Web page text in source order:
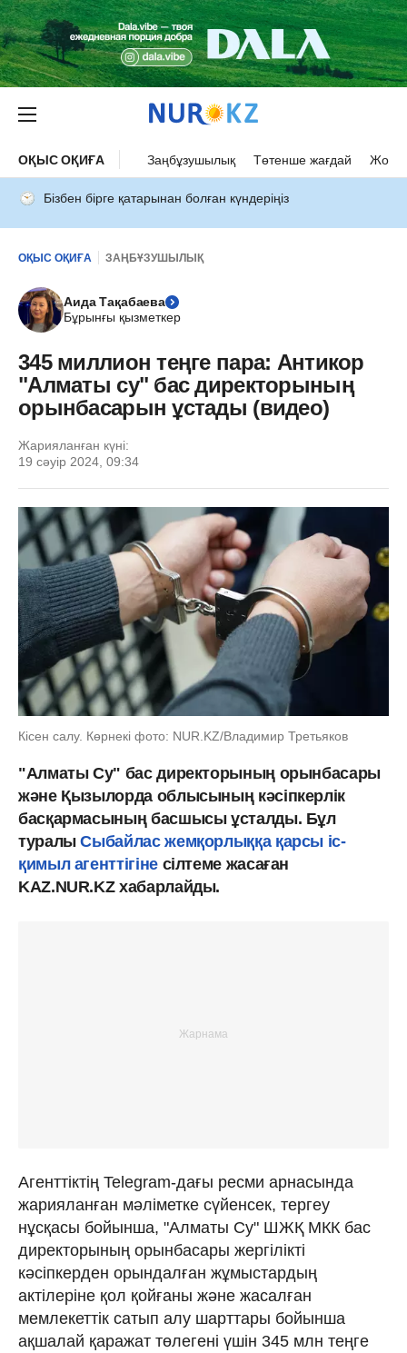
ОҚЫС ОҚИҒА Заңбұзушылық Төтенше жағдай Жол
Бізбен бірге қатарынан болған күндеріңіз
ОҚЫС ОҚИҒА ЗАҢБҰЗУШЫЛЫҚ
Аида Тақабаева
Бұрынғы қызметкер
345 миллион теңге пара: Антикор
"Алматы су" бас директорының
орынбасарын ұстады (видео)
Жарияланған күні:
19 сәуір 2024, 09:34
Кісен салу. Көрнекі фото: NUR.KZ/Владимир Третьяков
"Алматы Су" бас директорының орынбасары
және Қызылорда облысының кәсіпкерлік
басқармасының басшысы ұсталды. Бұл
туралыСыбайлас жемқорлыққа қарсы іс-
қимыл агенттігінесілтеме жасаған
KAZ.NUR.KZ хабарлайды.
Агенттіктің Telegram-дағы ресми арнасында
жарияланған мәліметке сүйенсек, тергеу
нұсқасы бойынша, "Алматы Су" ШЖҚ МКК бас
директорының орынбасары жергілікті
кәсіпкерден орындалған жұмыстардың
актілеріне қол қойғаны және жасалған
мемлекеттік сатып алу шарттары бойынша
ақшалай қаражат төлегені үшін 345 млн теңге